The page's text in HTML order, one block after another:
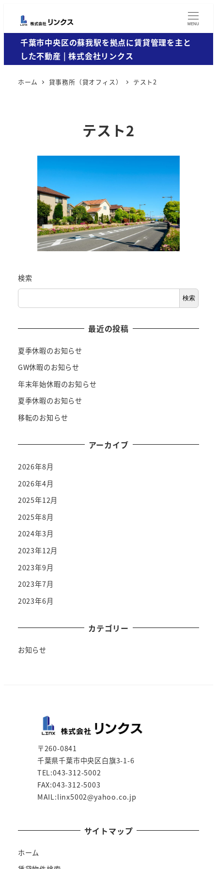
MENU
千葉市中央区の蘇我駅を拠点に賃貸管理を主と
した不動産 | 株式会社リンクス
ホーム 貸事務所（貸オフィス） テスト2
テスト2
検索
検索
最近の投稿
夏季休暇のお知らせ
GW休暇のお知らせ
年末年始休暇のお知らせ
夏季休暇のお知らせ
移転のお知らせ
アーカイブ
2026年8月
2026年4月
2025年12月
2025年8月
2024年3月
2023年12月
2023年9月
2023年7月
2023年6月
カテゴリー
お知らせ
〒260-0841
千葉県千葉市中央区白旗3-1-6
TEL:043-312-5002
FAX:043-312-5003
MAIL:linx5002@yahoo.co.jp
サイトマップ
ホーム